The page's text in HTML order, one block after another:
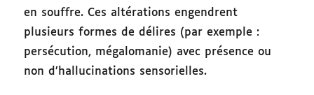
en souffre. Ces altérations engendrent
plusieurs formes de délires (par exemple :
persécution, mégalomanie) avec présence ou
non d’hallucinations sensorielles.